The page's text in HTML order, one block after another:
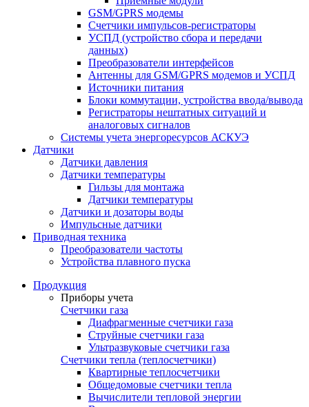
GSM/GPRS модемы
Счетчики импульсов-регистраторы
УСПД (устройство сбора и передачи
данных)
Преобразователи интерфейсов
Антенны для GSM/GPRS модемов и УСПД
Источники питания
Блоки коммутации, устройства ввода/вывода
Регистраторы нештатных ситуаций и
аналоговых сигналов
Системы учета энергоресурсов АСКУЭ
Датчики
Датчики давления
Датчики температуры
Гильзы для монтажа
Датчики температуры
Датчики и дозаторы воды
Импульсные датчики
Приводная техника
Преобразователи частоты
Устройства плавного пуска
Продукция
Приборы учета
Счетчики газа
Диафрагменные счетчики газа
Струйные счетчики газа
Ультразвуковые счетчики газа
Счетчики тепла (теплосчетчики)
Квартирные теплосчетчики
Общедомовые счетчики тепла
Вычислители тепловой энергии